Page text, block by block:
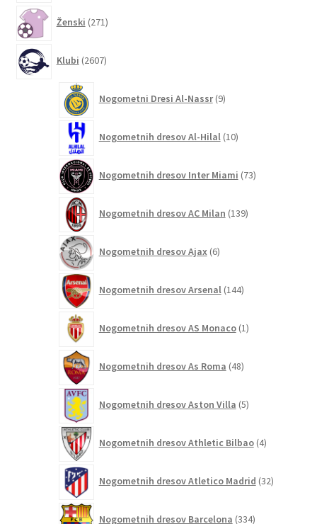
Ženski 271izdelkov
Klubi 2607izdelkov
Nogometni Dresi Al-Nassr 9izdelkov
Nogometnih dresov Al-Hilal 10izdelkov
Nogometnih dresov Inter Miami 73izdelkov
Nogometnih dresov AC Milan 139izdelkov
Nogometnih dresov Ajax 6izdelkov
Nogometnih dresov Arsenal 144izdelkov
Nogometnih dresov AS Monaco 1izdelek
Nogometnih dresov As Roma 48izdelkov
Nogometnih dresov Aston Villa 5izdelkov
Nogometnih dresov Athletic Bilbao 4izdelki
Nogometnih dresov Atletico Madrid 32izdelkov
Nogometnih dresov Barcelona 334